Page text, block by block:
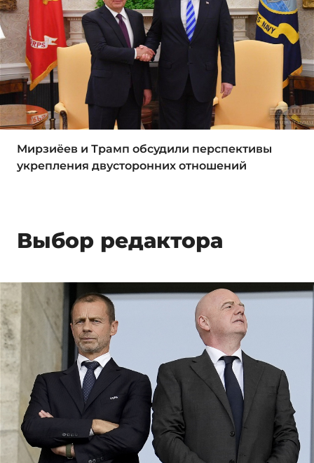
Мирзиёев и Трамп обсудили перспективы
укрепления двусторонних отношений
Выбор редактора